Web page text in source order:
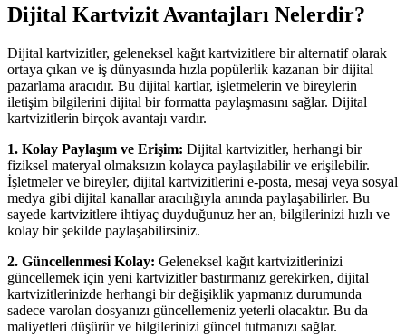
Dijital Kartvizit Avantajları Nelerdir?
Dijital kartvizitler, geleneksel kağıt kartvizitlere bir alternatif olarak
ortaya çıkan ve iş dünyasında hızla popülerlik kazanan bir dijital
pazarlama aracıdır. Bu dijital kartlar, işletmelerin ve bireylerin
iletişim bilgilerini dijital bir formatta paylaşmasını sağlar. Dijital
kartvizitlerin birçok avantajı vardır.
1. Kolay Paylaşım ve Erişim: Dijital kartvizitler, herhangi bir
fiziksel materyal olmaksızın kolayca paylaşılabilir ve erişilebilir.
İşletmeler ve bireyler, dijital kartvizitlerini e-posta, mesaj veya sosyal
medya gibi dijital kanallar aracılığıyla anında paylaşabilirler. Bu
sayede kartvizitlere ihtiyaç duyduğunuz her an, bilgilerinizi hızlı ve
kolay bir şekilde paylaşabilirsiniz.
2. Güncellenmesi Kolay: Geleneksel kağıt kartvizitlerinizi
güncellemek için yeni kartvizitler bastırmanız gerekirken, dijital
kartvizitlerinizde herhangi bir değişiklik yapmanız durumunda
sadece varolan dosyanızı güncellemeniz yeterli olacaktır. Bu da
maliyetleri düşürür ve bilgilerinizi güncel tutmanızı sağlar.